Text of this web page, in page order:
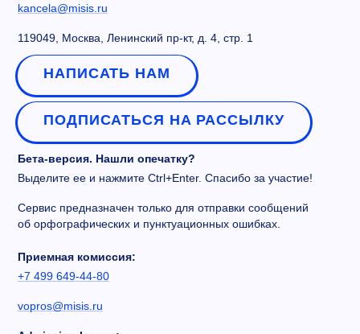
kancela@misis.ru
119049, Москва, Ленинский пр-кт, д. 4, стр. 1
НАПИСАТЬ НАМ
ПОДПИСАТЬСЯ НА РАССЫЛКУ
Бета-версия. Нашли опечатку?
Выделите ее и нажмите Ctrl+Enter. Спасибо за участие!
Сервис предназначен только для отправки сообщений
об орфографических и пунктуационных ошибках.
Приемная комиссия:
+7 499 649-44-80
vopros@misis.ru